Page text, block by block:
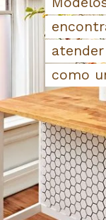
como
como